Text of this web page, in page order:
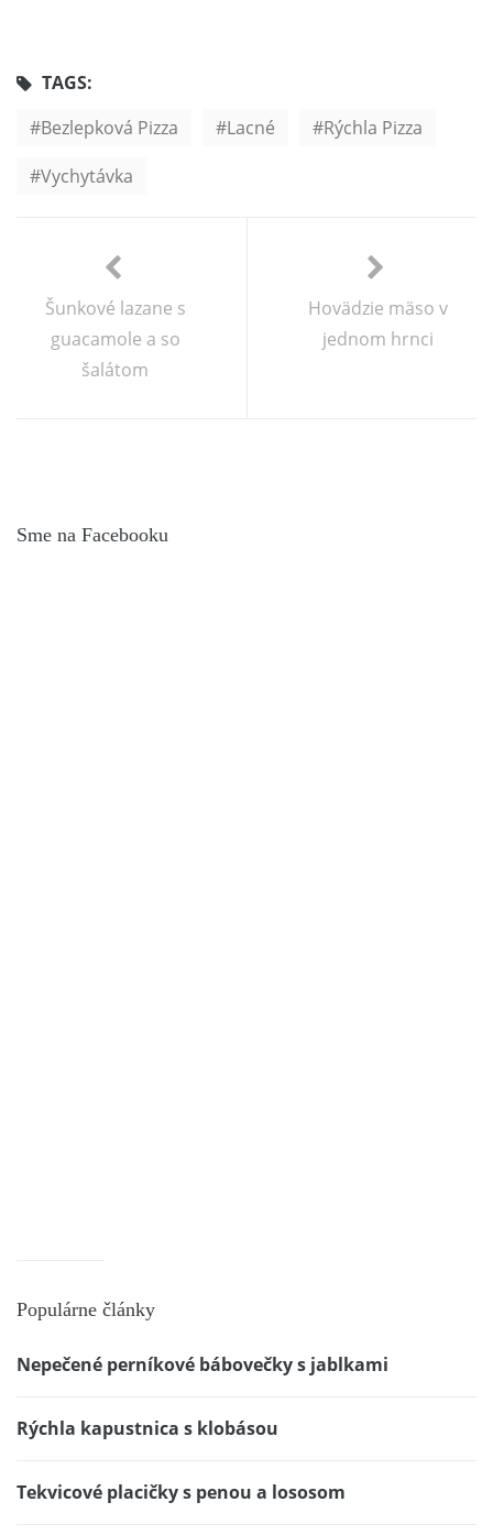
TAGS:
Bezlepková Pizza
Lacné
Rýchla Pizza
Vychytávka
Šunkové lazane s
guacamole a so
šalátom
Hovädzie mäso v
jednom hrnci
Sme na Facebooku
Populárne články
Nepečené perníkové bábovečky s jablkami
Rýchla kapustnica s klobásou
Tekvicové placičky s penou a lososom